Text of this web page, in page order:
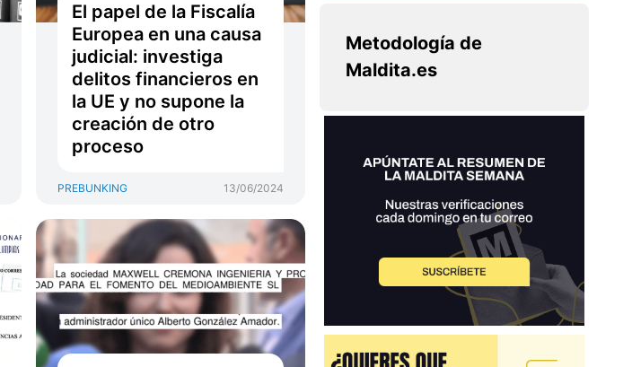
El papel de la Fiscalía
Europea en una causa
judicial: investiga
delitos financieros en
la UE y no supone la
creación de otro
proceso
PREBUNKING 13/06/2024
Metodología de
Maldita.es